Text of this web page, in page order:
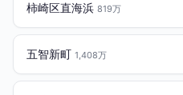
柿崎区直海浜 819万
五智新町 1,408万